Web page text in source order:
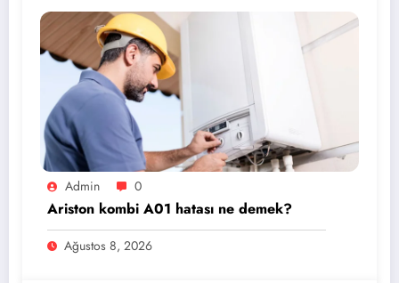
Admin 0
Ariston kombi A01 hatası ne demek?
Ağustos 8, 2026